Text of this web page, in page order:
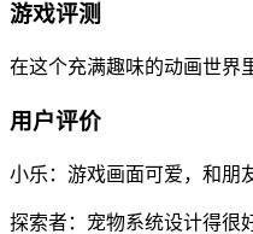
游戏评测
在这个充满趣味的动画世界
用户评价
小乐：游戏画面可爱，和朋
探索者：宠物系统设计得很